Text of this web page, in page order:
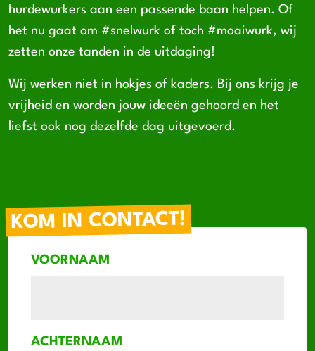
hurdewurkers aan een passende baan helpen. Of
het nu gaat om #snelwurk of toch #moaiwurk, wij
zetten onze tanden in de uitdaging!
Wij werken niet in hokjes of kaders. Bij ons krijg je
vrijheid en worden jouw ideeën gehoord en het
liefst ook nog dezelfde dag uitgevoerd.
KOM IN CONTACT!
VOORNAAM
ACHTERNAAM